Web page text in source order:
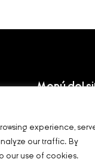
experience,
our traffic. By
our use of cookies.
Menú del
Catálogo
Sobre nosotros